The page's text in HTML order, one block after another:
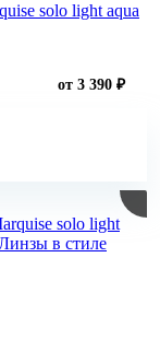
solo light aqua
от 3 390 ₽